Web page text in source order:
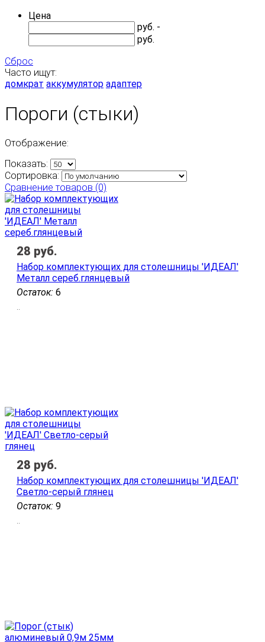
Цена
руб. -
руб.
Сброс
Часто ищут:
домкрат аккумулятор адаптер
Пороги (стыки)
Отображение:
Показать:
Сортировка:
Сравнение товаров (0)
Остаток: 6
Набор комплектующих для столешницы 'ИДЕАЛ'
Металл сереб.глянцевый
..
28 руб.
Остаток: 9
Набор комплектующих для столешницы 'ИДЕАЛ'
Светло-серый глянец
..
28 руб.